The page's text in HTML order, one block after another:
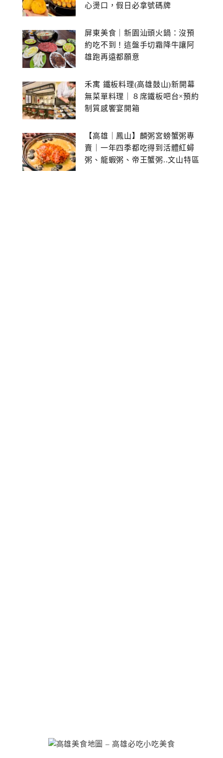
心燙口，假日必拿號碼牌
屏東美食｜新園汕頭火鍋：沒預
約吃不到！這盤手切霜降牛讓阿
雄跑再遠都願意
禾寓 鐵板料理(高雄鼓山)新開幕
無菜單料理｜８席鐵板吧台×預約
制質感饗宴開箱
【高雄｜鳳山】麟粥宮螃蟹粥專
賣｜一年四季都吃得到活體紅蟳
粥、龍蝦粥、帝王蟹粥..文山特區